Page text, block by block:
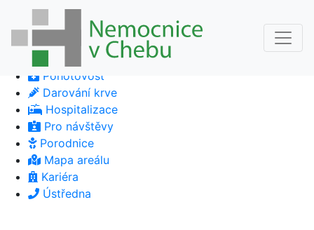
Pohotovost
Darování krve
Hospitalizace
Pro návštěvy
Porodnice
Mapa areálu
Kariéra
Ústředna